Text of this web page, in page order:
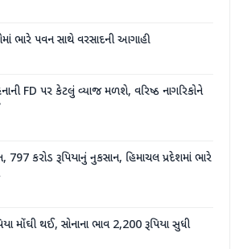
ભારે પવન સાથે વરસાદની આગાહી
FD પર કેટલું વ્યાજ મળશે, વરિષ્ઠ નાગરિકોને
797 કરોડ રૂપિયાનું નુકસાન, હિમાચલ પ્રદેશમાં ભારે
મોંઘી થઈ, સોનાના ભાવ 2,200 રૂપિયા સુધી